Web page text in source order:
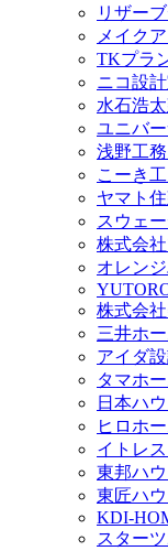
リザー
メイク
TKプラ
ニコ設
水石浩
ユニバ
浅野工
こーき
ヤマト
スウェ
株式会
オレン
株式会
三井ホ
アイダ
タマホ
日本ハ
ヒロホ
イトレ
東邦ハ
東匠ハ
KDI-
スター